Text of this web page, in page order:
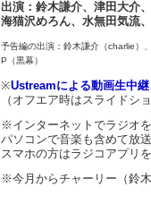
出演：鈴木謙介、津田大介
海猫沢めろん、水無田気流
予告編の出演：鈴木謙介（charlie）
P（黒幕）
※Ustreamによる動画生中
（オフエア時はスライドシ
※インターネットでラジオ
パソコンで音楽も含めて放
スマホの方はラジコアプリ
※今月からチャーリー（鈴